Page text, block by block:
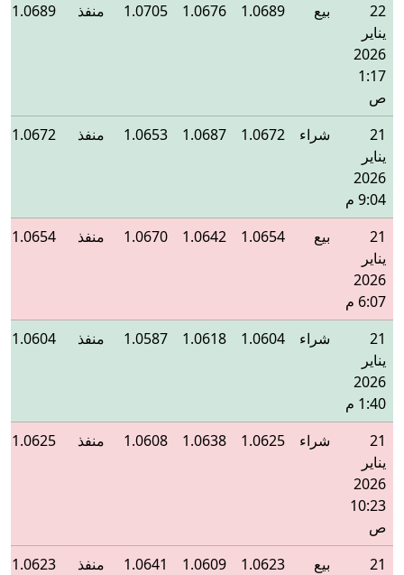
22
يناير
2026
1:17
ص
بيع 1.0689
1.0676
1.0705 منفذ 1.0689
21
يناير
2026
9:04 م
شراء 1.0672
1.0687
1.0653 منفذ 1.0672
21
يناير
2026
6:07 م
بيع 1.0654
1.0642
1.0670 منفذ 1.0654
21
يناير
2026
1:40 م
شراء 1.0604
1.0618
1.0587 منفذ 1.0604
21
يناير
2026
10:23
ص
شراء 1.0625
1.0638
1.0608 منفذ 1.0625
21
بيع 1.0623
1.0609
1.0641 منفذ 1.0623